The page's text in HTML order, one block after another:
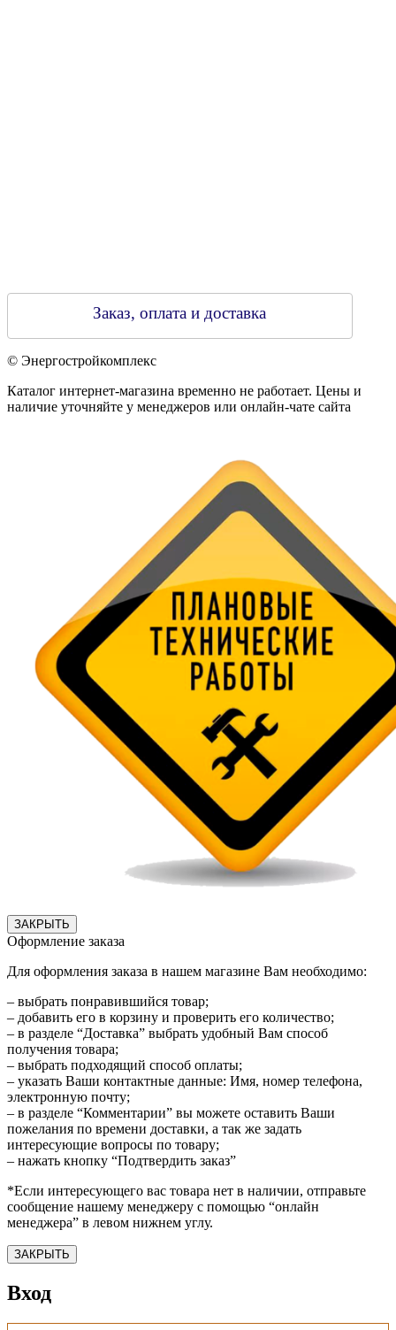
Заказ, оплата и доставка
© Энергостройкомплекс
Каталог интернет-магазина временно не работает. Цены и
наличие уточняйте у менеджеров или онлайн-чате сайта
ЗАКРЫТЬ
Оформление заказа
Для оформления заказа в нашем магазине Вам необходимо:
– выбрать понравившийся товар;
– добавить его в корзину и проверить его количество;
– в разделе “Доставка” выбрать удобный Вам способ
получения товара;
– выбрать подходящий способ оплаты;
– указать Ваши контактные данные: Имя, номер телефона,
электронную почту;
– в разделе “Комментарии” вы можете оставить Ваши
пожелания по времени доставки, а так же задать
интересующие вопросы по товару;
– нажать кнопку “Подтвердить заказ”
*Если интересующего вас товара нет в наличии, отправьте
сообщение нашему менеджеру с помощью “онлайн
менеджера” в левом нижнем углу.
ЗАКРЫТЬ
Вход